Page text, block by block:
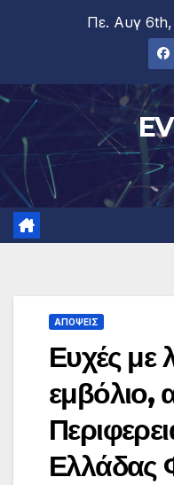
Πε. Αυγ
ΑΠΟΨΕΙΣ
Ευχές με
εμβόλιο,
Ελλάδας